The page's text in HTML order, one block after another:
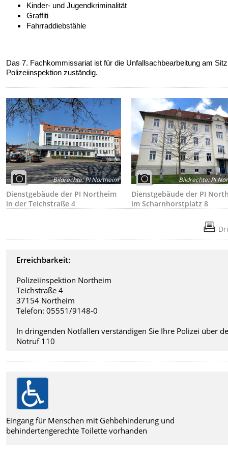
Kinder- und Jugendkriminalität
Graffiti
Fahrraddiebstähle
Das 7. Fachkommissariat ist für die Unfallsachbearbeitung am
Polizeiinspektion zuständig.
Bildrechte:PI Northeim
Dienstgebäude der PI Northeim
in der Teichstraße 4
Bildrechte:PI
Dienstgebäude der PI
im Scharnhorstplatz 8
Erreichbarkeit:
Polizeiinspektion Northeim
Teichstraße 4
37154 Northeim
Telefon: 05551/9148-0
In dringenden Notfällen verständigen Sie Ihre Polizei über
Notruf 110
Eingang für Menschen mit Gehbehinderung und
behindertengerechte Toilette vorhanden